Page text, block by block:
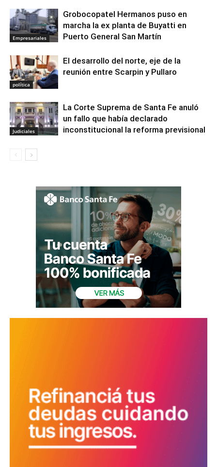
Empresariales
Grobocopatel Hermanos puso en
marcha la ex planta de Buyatti en
Puerto General San Martín
política
El desarrollo del norte, eje de la
reunión entre Scarpin y Pullaro
Judiciales
La Corte Suprema de Santa Fe anuló
un fallo que había declarado
inconstitucional la reforma previsional